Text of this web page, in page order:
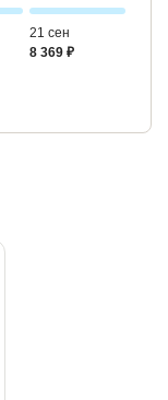
21 сен
8 369 ₽